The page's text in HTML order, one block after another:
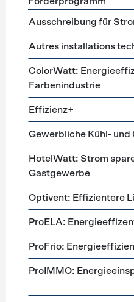
Förderprogramme
Ausschreibung für
Autres installations
ColorWatt:
Farbenindustrie
Effizienz+
Gewerbliche Kühl- und
HotelWatt: Strom
Gastgewerbe
Optivent: Effizientere
ProELA:
ProFrio:
ProIMMO: